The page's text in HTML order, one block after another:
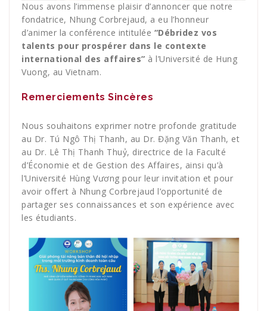
Nous avons l’immense plaisir d’annoncer que notre
fondatrice, Nhung Corbrejaud, a eu l’honneur
d’animer la conférence intitulée “Débridez vos
talents pour prospérer dans le contexte
international des affaires” à l’Université de Hung
Vuong, au Vietnam.
Remerciements Sincères
Nous souhaitons exprimer notre profonde gratitude
au Dr. Tú Ngô Thị Thanh, au Dr. Đặng Văn Thanh, et
au Dr. Lê Thị Thanh Thuỷ, directrice de la Faculté
d’Économie et de Gestion des Affaires, ainsi qu’à
l’Université Hùng Vương pour leur invitation et pour
avoir offert à Nhung Corbrejaud l’opportunité de
partager ses connaissances et son expérience avec
les étudiants.